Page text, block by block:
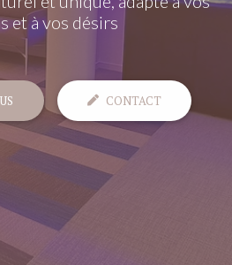
et à vos désirs
CONTACT